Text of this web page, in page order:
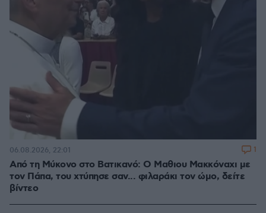
Από τη Μύκονο στο Βατικανό: Ο Μαθιου Μακκόναχι με
τον Πάπα, του χτύπησε σαν... φιλαράκι τον ώμο, δείτε
βίντεο
06.08.2026, 22:01 1